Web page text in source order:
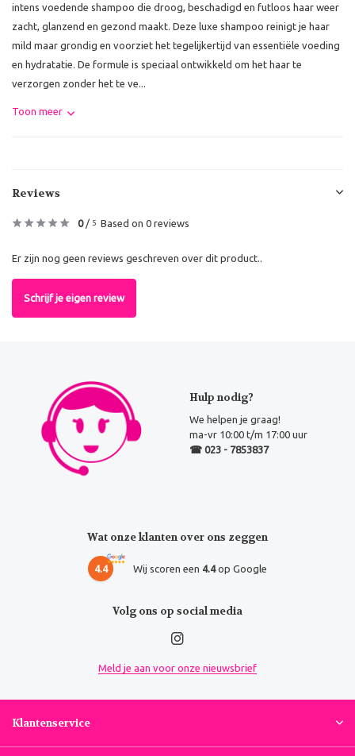
intens voedende shampoo die droog, beschadigd en futloos haar weer
zacht, glanzend en gezond maakt. Deze luxe shampoo reinigt je haar
mild maar grondig en voorziet het tegelijkertijd van essentiële voeding
en hydratatie. De formule is speciaal ontwikkeld om het haar te
verzorgen zonder het te ve...
Toon meer
Reviews
0/ 5 Based on 0 reviews
Er zijn nog geen reviews geschreven over dit product..
Schrijf je eigen review
Hulp nodig?
We helpen je graag!
ma-vr 10:00 t/m 17:00 uur
☎ 023 - 7853837
Wat onze klanten over ons zeggen
4.4 Wij scoren een 4.4op Google
Volg ons op social media
Meld je aan voor onze nieuwsbrief
Klantenservice